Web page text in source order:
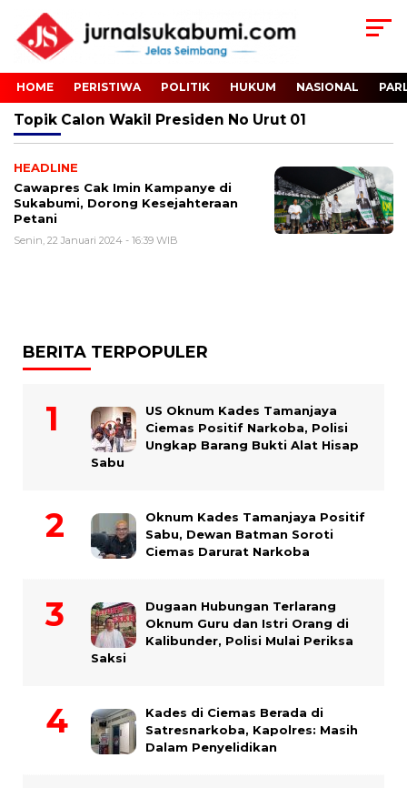
HOME PERISTIWA POLITIK HUKUM NASIONAL
Topik Calon Wakil Presiden No Urut 01
HEADLINE
Cawapres Cak Imin Kampanye di
Sukabumi, Dorong Kesejahteraan
Petani
Senin, 22 Januari 2024 - 16:39 WIB
BERITA TERPOPULER
US Oknum Kades Tamanjaya
Ciemas Positif Narkoba, Polisi
Ungkap Barang Bukti Alat Hisap
Sabu
Oknum Kades Tamanjaya Positif
Sabu, Dewan Batman Soroti
Ciemas Darurat Narkoba
Dugaan Hubungan Terlarang
Oknum Guru dan Istri Orang di
Kalibunder, Polisi Mulai Periksa
Saksi
Kades di Ciemas Berada di
Satresnarkoba, Kapolres: Masih
Dalam Penyelidikan